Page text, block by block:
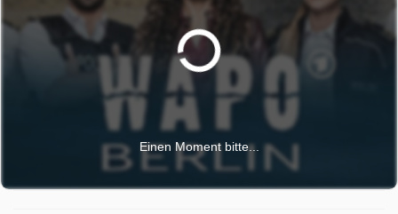
Musste er deswegen sterben?
WaPo Berlin wurde auf BR ausgestrahlt am Montag 29
Juni 2026, 14:10 Uhr. Diese Folge wurde zuerst am
Montag 16 Dezember 2024 gepostet.
Einen Moment bitte...